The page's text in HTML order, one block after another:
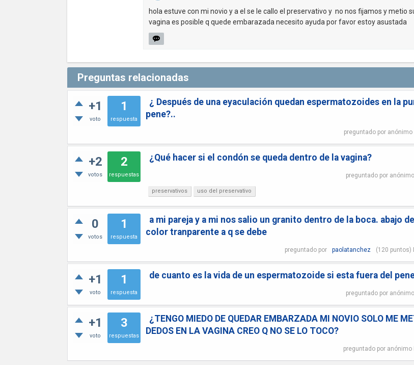
hola estuve con mi novio y a el se le callo el preservativo y no nos fijamos y metio
vagina es posible q quede embarazada necesito ayuda por favor estoy asustada
Preguntas relacionadas
+1
voto
1
respuesta
¿ Después de una eyaculación quedan espermatozoides en la
pene?..
preguntado por anónimo
+2
votos
2
respuestas
¿Qué hacer si el condón se queda dentro de la vagina?
preguntado por anónimo
preservativos uso del preservativo
0
votos
1
respuesta
a mi pareja y a mi nos salio un granito dentro de la boca. abajo
color tranparente a q se debe
preguntado por paolatanchez (120 puntos)
+1
voto
1
respuesta
de cuanto es la vida de un espermatozoide si esta fuera del
preguntado por anónimo
+1
voto
3
respuestas
¿TENGO MIEDO DE QUEDAR EMBARZADA MI NOVIO SOLO ME
DEDOS EN LA VAGINA CREO Q NO SE LO TOCO?
preguntado por anónimo